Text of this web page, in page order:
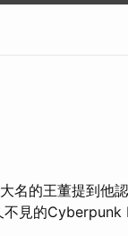
名的王董提到他
見的Cyberpunk